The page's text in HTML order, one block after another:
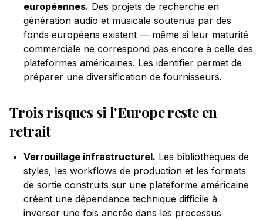
européennes. Des projets de recherche en
génération audio et musicale soutenus par des
fonds européens existent — même si leur maturité
commerciale ne correspond pas encore à celle des
plateformes américaines. Les identifier permet de
préparer une diversification de fournisseurs.
Trois risques si l'Europe reste en
retrait
Verrouillage infrastructurel. Les bibliothèques de
styles, les workflows de production et les formats
de sortie construits sur une plateforme américaine
créent une dépendance technique difficile à
inverser une fois ancrée dans les processus